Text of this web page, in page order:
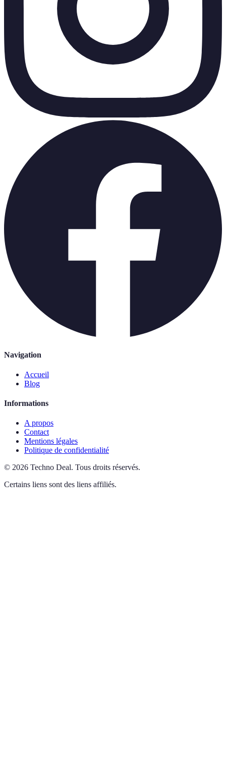
Navigation
Accueil
Blog
Informations
A propos
Contact
Mentions légales
Politique de confidentialité
© 2026 Techno Deal. Tous droits réservés.
Certains liens sont des liens affiliés.